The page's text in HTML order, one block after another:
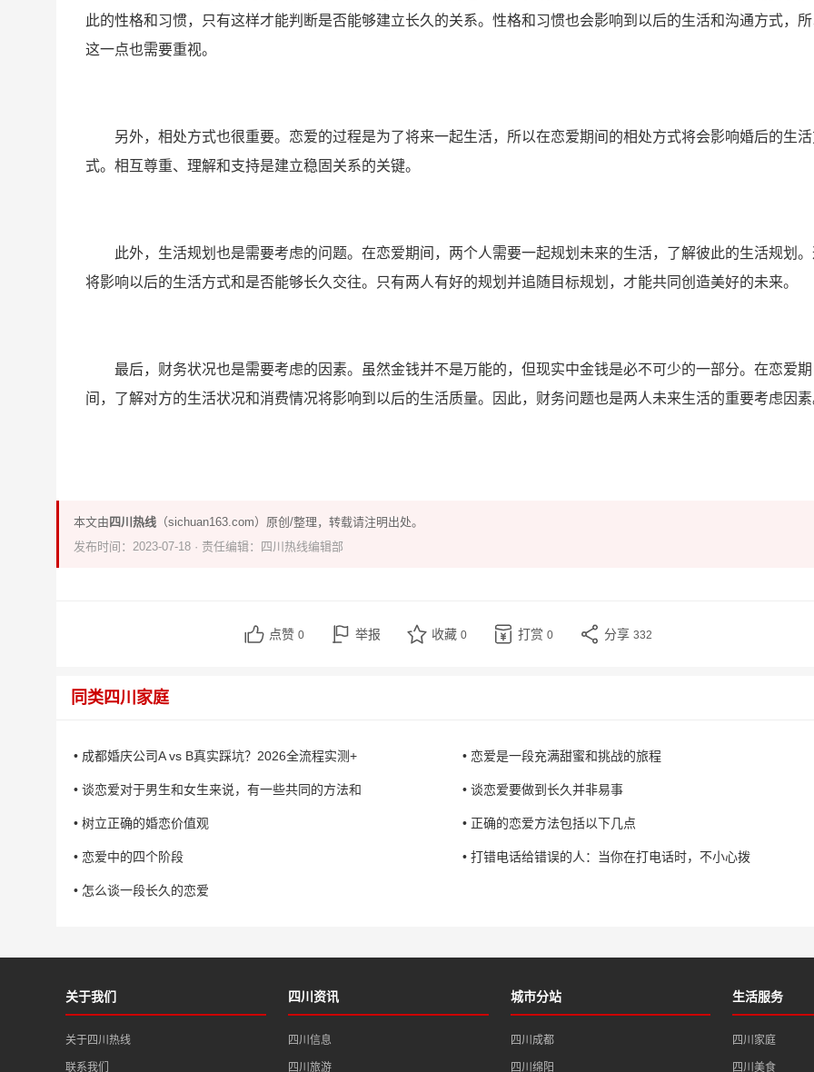
此的性格和习惯，只有这样才能判断是否能够建立长久的关系。性格和习惯也会影响到以后的生活和沟通方式，
这一点也需要重视。
另外，相处方式也很重要。恋爱的过程是为了将来一起生活，所以在恋爱期间的相处方式将会影响婚后的生
式。相互尊重、理解和支持是建立稳固关系的关键。
此外，生活规划也是需要考虑的问题。在恋爱期间，两个人需要一起规划未来的生活，了解彼此的生活规划
将影响以后的生活方式和是否能够长久交往。只有两人有好的规划并追随目标规划，才能共同创造美好的未来。
最后，财务状况也是需要考虑的因素。虽然金钱并不是万能的，但现实中金钱是必不可少的一部分。在恋爱期
间，了解对方的生活状况和消费情况将影响到以后的生活质量。因此，财务问题也是两人未来生活的重要考虑因
本文由 四川热线 （sichuan163.com）原创/整理，转载请注明出处。
发布时间：2023-07-18 · 责任编辑：四川热线编辑部
点赞 0 举报 收藏 0 打赏 0 分享 332
同类四川家庭
• 成都婚庆公司A vs B真实踩坑？2026全流程实测+ • 恋爱是一段充满甜蜜和挑战的旅程
• 谈恋爱对于男生和女生来说，有一些共同的方法和 • 谈恋爱要做到长久并非易事
• 树立正确的婚恋价值观 • 正确的恋爱方法包括以下几点
• 恋爱中的四个阶段 • 打错电话给错误的人：当你在打电话时，不小心拨
• 怎么谈一段长久的恋爱
关于我们
关于四川热线
联系我们
四川资讯
四川信息
四川旅游
城市分站
四川成都
四川绵阳
生活服务
四川家庭
四川美食